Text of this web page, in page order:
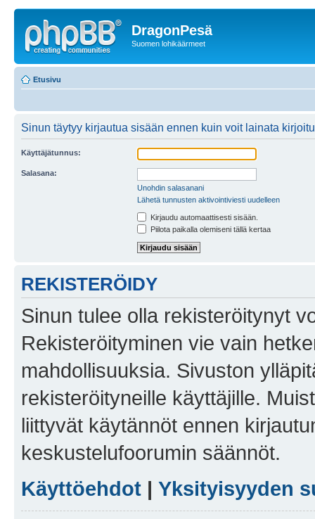
DragonPesä
Suomen lohikäärmeet
Etusivu
Sinun täytyy kirjautua sisään ennen kuin voit lainata
Käyttäjätunnus:
Salasana:
Unohdin salasanani
Lähetä tunnusten aktivointiviesti uudelleen
Kirjaudu automaattisesti sisään.
Piilota paikalla olemiseni tällä kertaa
REKISTERÖIDY
Sinun tulee olla rekisteröitynyt
Rekisteröityminen vie vain
mahdollisuuksia. Sivuston
rekisteröityneille käyttäjille.
liittyvät käytännöt ennen
keskustelufoorumin säännöt.
Käyttöehdot | Yksityisyyden